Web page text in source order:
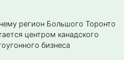
регион Большого Торонто
центром канадского
бизнеса